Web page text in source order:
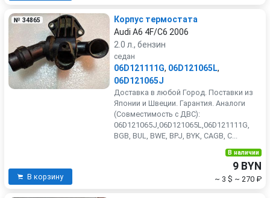
№ 34865
Корпус термостата
Audi A6 4F/C6 2006
2.0 л., бензин
седан
06D121111G, 06D121065L,
06D121065J
Доставка в любой Город. Поставки из
Японии и Швеции. Гарантия. Аналоги
(Совместимость с ДВС):
06D121065J,06D121065L,06D121111G,
BGB, BUL, BWE, BPJ, BYK, CAGB, C...
В корзину
В наличии
9 BYN
~ 3 $ ~ 270 ₽